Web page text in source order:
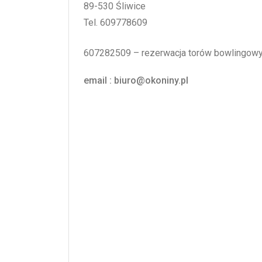
89-530 Śliwice
Tel. 609778609
607282509 – rezerwacja torów
email : biuro@okoniny.pl